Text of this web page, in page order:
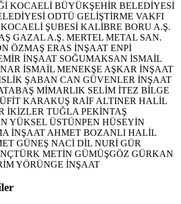
KOCAELİ BÜYÜKŞEHİR BELEDİYESİ
ODTÜ GELİŞTİRME VAKFI
ŞUBESİ KALİBRE BORU A.Ş.
GAZAL A.Ş. MERTEL METAL SAN.
ÖZMAŞ ERAS İNŞAAT ENPİ
İNŞAAT SOĞUMAKSAN İSMAİL
İSMAİL MENEKŞE AŞKAR İNŞAAT
ŞABAN CAN GÜVENLER İNŞAAT
MİMARLIK SELİM İTEZ BİLGE
KARAKUŞ RAİF ALTINER HALİL
İKİZLER TUĞLA PEKİNTAŞ
YÜKSEL ÜSTÜNPEN HÜSEYİN
İNŞAATAHMET BOZANLI HALİL
GÜNEŞ NACİ DİL NURİ GÜR
METİN GÜMÜŞGÖZ GÜRKAN
YÖRÜNGE İNŞAAT